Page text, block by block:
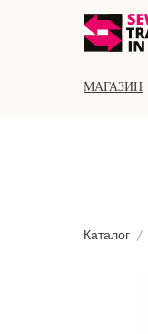
МАГАЗИН
Каталог